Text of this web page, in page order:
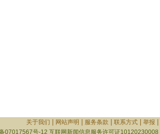
关于我们 网站声明 服务条款 联系方式| 举报
07017567号-12 互联网新闻信息服务许可证10120230008